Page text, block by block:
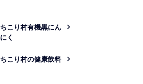
ちこり村有機黒にん
にく
ちこり村の健康飲料